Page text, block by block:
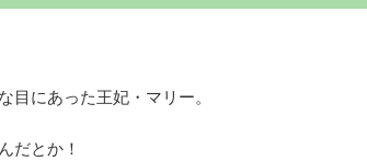
目にあった王妃・マリー。
だとか！